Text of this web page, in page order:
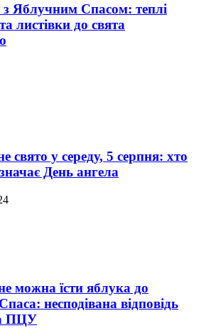
Яблучним Спасом: теплі
листівки до свята
свято у середу, 5 серпня: хто
День ангела
можна їсти яблука до
несподівана відповідь
ПЦУ